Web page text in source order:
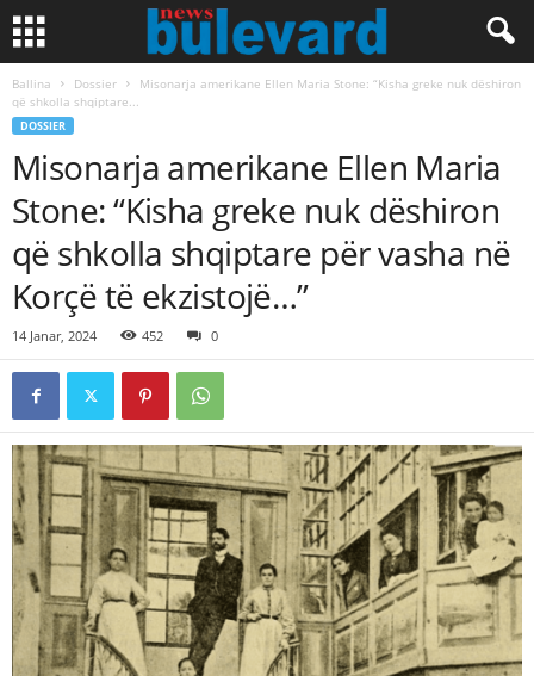
Ballina Dossier
Misonarja amerikane Ellen Maria Stone: “Kisha greke nuk dëshiron
që shkolla shqiptare...
DOSSIER
Misonarja amerikane Ellen Maria
Stone: “Kisha greke nuk dëshiron
që shkolla shqiptare për vasha në
Korçë të ekzistojë…”
14 Janar, 2024 452 0